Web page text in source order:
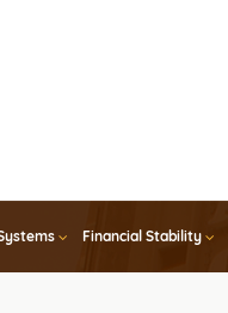
Financial Stability